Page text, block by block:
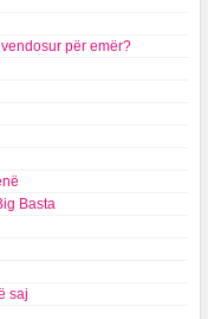
për emër?
Basta
saj